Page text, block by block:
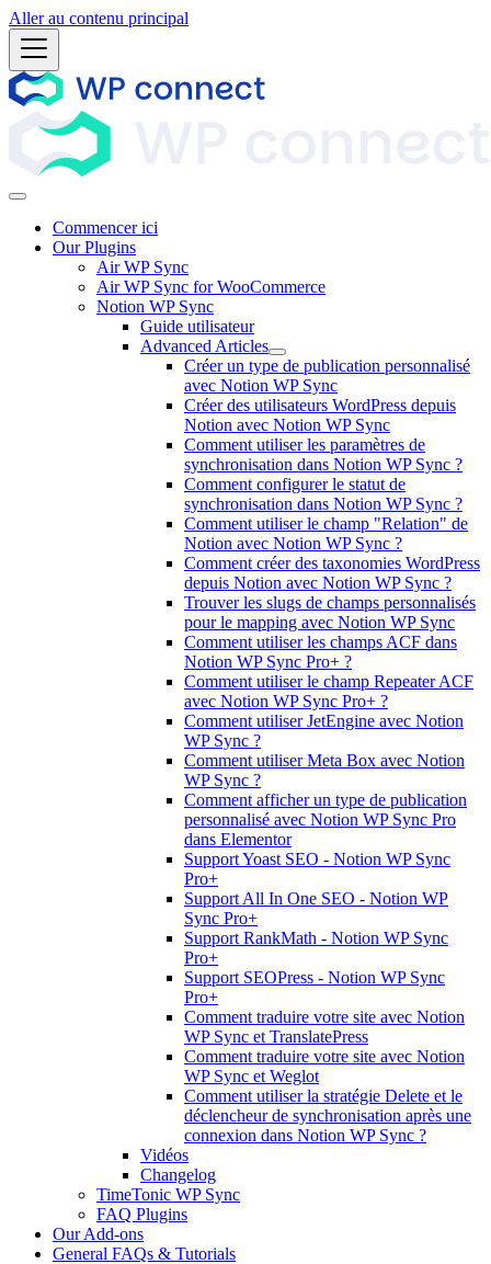
Aller au contenu principal
Commencer ici
Our Plugins
Air WP Sync
Air WP Sync for WooCommerce
Notion WP Sync
Guide utilisateur
Advanced Articles
Créer un type de publication personnalisé
avec Notion WP Sync
Créer des utilisateurs WordPress depuis
Notion avec Notion WP Sync
Comment utiliser les paramètres de
synchronisation dans Notion WP Sync ?
Comment configurer le statut de
synchronisation dans Notion WP Sync ?
Comment utiliser le champ "Relation" de
Notion avec Notion WP Sync ?
Comment créer des taxonomies WordPress
depuis Notion avec Notion WP Sync ?
Trouver les slugs de champs personnalisés
pour le mapping avec Notion WP Sync
Comment utiliser les champs ACF dans
Notion WP Sync Pro+ ?
Comment utiliser le champ Repeater ACF
avec Notion WP Sync Pro+ ?
Comment utiliser JetEngine avec Notion
WP Sync ?
Comment utiliser Meta Box avec Notion
WP Sync ?
Comment afficher un type de publication
personnalisé avec Notion WP Sync Pro
dans Elementor
Support Yoast SEO - Notion WP Sync
Pro+
Support All In One SEO - Notion WP
Sync Pro+
Support RankMath - Notion WP Sync
Pro+
Support SEOPress - Notion WP Sync
Pro+
Comment traduire votre site avec Notion
WP Sync et TranslatePress
Comment traduire votre site avec Notion
WP Sync et Weglot
Comment utiliser la stratégie Delete et le
déclencheur de synchronisation après une
connexion dans Notion WP Sync ?
Vidéos
Changelog
TimeTonic WP Sync
FAQ Plugins
Our Add-ons
General FAQs & Tutorials